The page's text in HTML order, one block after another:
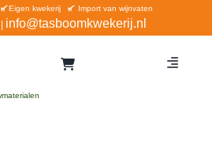
info@tasboomkwekerij.nl
Eigen kwekerij Import van wijnvaten
Toggle